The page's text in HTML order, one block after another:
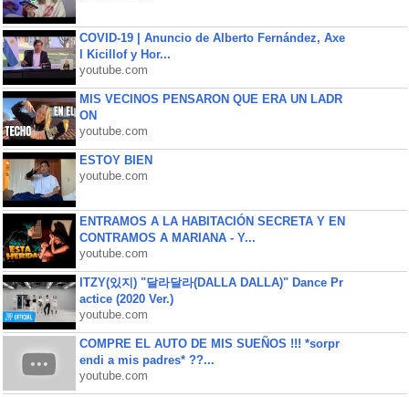
COVID-19 | Anuncio de Alberto Fernández, Axe
l Kicillof y Hor...
youtube.com
MIS VECINOS PENSARON QUE ERA UN LADR
ON
youtube.com
ESTOY BIEN
youtube.com
ENTRAMOS A LA HABITACIÓN SECRETA Y EN
CONTRAMOS A MARIANA - Y...
youtube.com
ITZY(있지) "달라달라(DALLA DALLA)" Dance Pr
actice (2020 Ver.)
youtube.com
COMPRE EL AUTO DE MIS SUEÑOS !!! *sorpr
endi a mis padres* ??...
youtube.com